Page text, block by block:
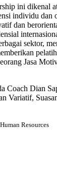
ini dikenal
individu dan
dan
sektor,
Jasa
Coach Dian
Variatif,
Resources